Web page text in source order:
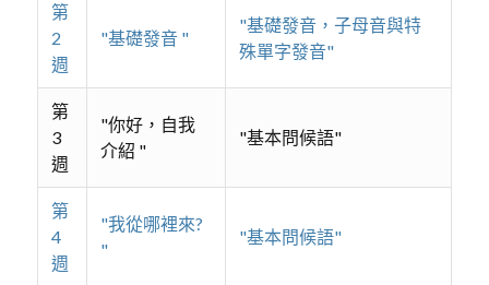
第
2
週
"基礎發音 "
"基礎發音，子母音與特
殊單字發音"
第
3
週
"你好，自我
介紹 "
"基本問候語"
第
4
週
"我從哪裡來?
"
"基本問候語"